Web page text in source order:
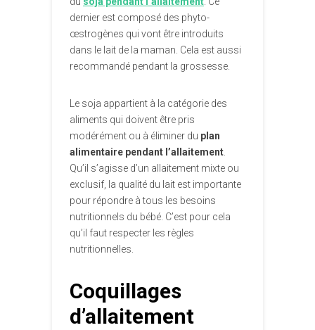
dernier est composé des phyto-
œstrogènes qui vont être introduits
dans le lait de la maman. Cela est aussi
recommandé pendant la grossesse.
Le soja appartient à la catégorie des
aliments qui doivent être pris
modérément ou à éliminer du plan
alimentaire pendant l’allaitement.
Qu’il s’agisse d’un allaitement mixte ou
exclusif, la qualité du lait est importante
pour répondre à tous les besoins
nutritionnels du bébé. C’est pour cela
qu’il faut respecter les règles
nutritionnelles.
Coquillages
d’allaitement